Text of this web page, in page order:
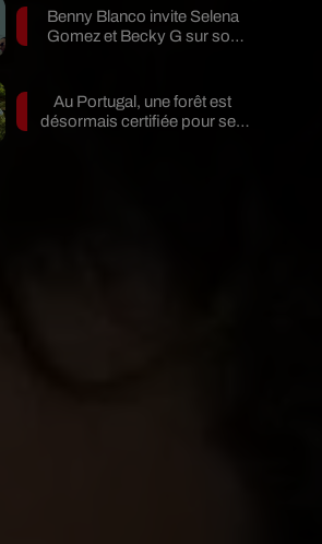
Benny Blanco invite Selena
Gomez et Becky G sur son
Au Portugal, une forêt est
désormais certifiée pour ses